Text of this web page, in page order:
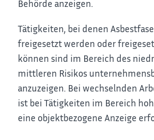
Behörde anzeigen.
Tätigkeiten, bei denen
freigesetzt werden oder
können sind im Bereich des
mittleren Risikos
anzuzeigen. Bei wechselnden
ist bei Tätigkeiten im Bereich
eine objektbezogene Anzeige